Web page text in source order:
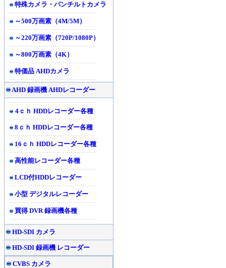
特殊カメラ・パンチルトカメラ
～500万画素（4M/5M）
～220万画素（720P/1080P）
～800万画素（4K）
特価品 AHDカメラ
AHD 録画機 AHDレコーダー
4ｃｈ HDDレコーダー各種
8ｃｈ HDDレコーダー各種
16ｃｈ HDDレコーダー各種
高性能レコーダー各種
LCD付HDDレコーダー
小型 デジタルレコーダー
買得 DVR 録画機各種
HD-SDI カメラ
HD-SDI 録画機 レコーダー
CVBS カメラ